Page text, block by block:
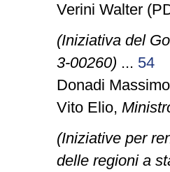
Verini Walter
(Iniziativa del
3-00260) ... 54
Donadi
Vito Elio,
(Iniziative per
delle regioni a